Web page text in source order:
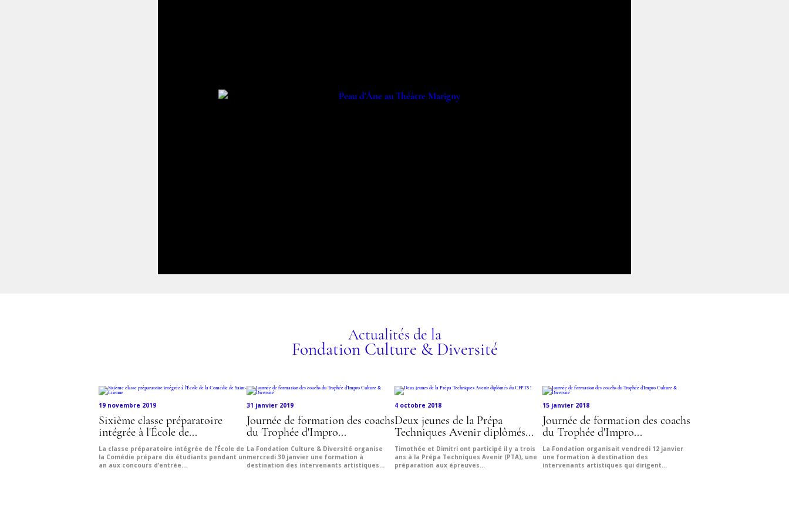
Actualités de la
Fondation Culture & Diversité
19 novembre 2019
Sixième classe préparatoire
intégrée à l'École de...
La classe préparatoire intégrée de l’École de
la Comédie prépare dix étudiants pendant un
an aux concours d’entrée...
31 janvier 2019
Journée de formation des coachs
du Trophée d'Impro...
La Fondation Culture & Diversité organise
mercredi 30 janvier une formation à
destination des intervenants artistiques...
4 octobre 2018
Deux jeunes de la Prépa
Techniques Avenir diplômés...
Timothée et Dimitri ont participé il y a trois
ans à la Prépa Techniques Avenir (PTA), une
préparation aux épreuves...
15 janvier 2018
Journée de formation des coachs
du Trophée d'Impro...
La Fondation organisait vendredi 12 janvier
une formation à destination des
intervenants artistiques qui dirigent...